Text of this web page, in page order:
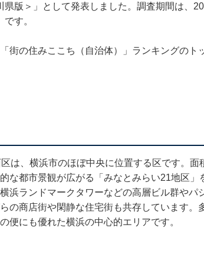
版＞」として発表しました。調査期間は、
す。
街の住みここち（自治体）」ランキングのト
は、横浜市のほぼ中央に位置する区です。面
な都市景観が広がる「みなとみらい21地区」
浜ランドマークタワーなどの高層ビル群やパ
の商店街や閑静な住宅街も共存しています。
便にも優れた横浜の中心的エリアです。